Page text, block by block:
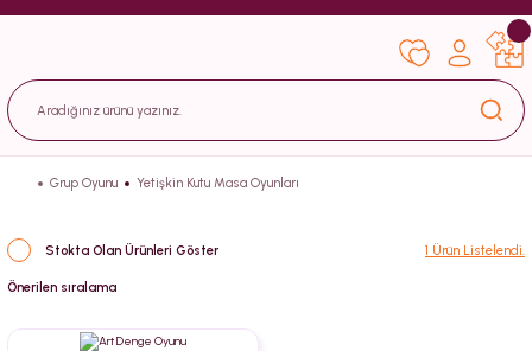
Grup Oyunu Yetişkin Kutu Masa Oyunları
Stokta Olan Ürünleri Göster 1 Ürün Listelendi.